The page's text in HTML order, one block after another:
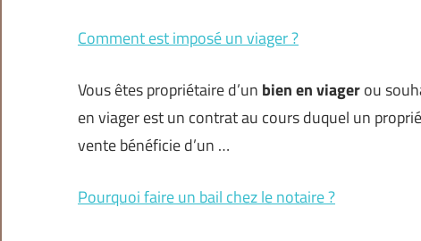
Comment est imposé un viager ?
Vous êtes propriétaire d’un bien en viagerou
en viager est un contrat au cours duquel un
vente bénéficie d’un …
Pourquoi faire un bail chez le notaire ?